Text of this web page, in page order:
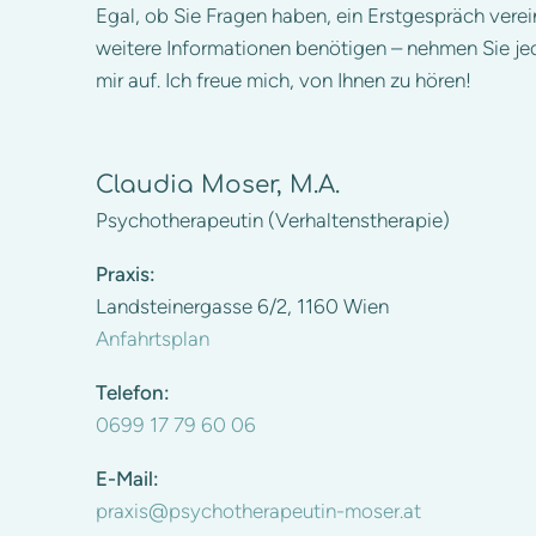
Egal, ob Sie Fragen haben, ein Erstgespräch
weitere Informationen benötigen – nehmen Sie
mir auf. Ich freue mich, von Ihnen zu hören!
Claudia Moser, M.A.
Psychotherapeutin (Verhaltenstherapie)
Praxis:
Landsteinergasse 6/2, 1160 Wien
Anfahrtsplan
Telefon:
0699 17 79 60 06
E-Mail:
praxis@psychotherapeutin-moser.at